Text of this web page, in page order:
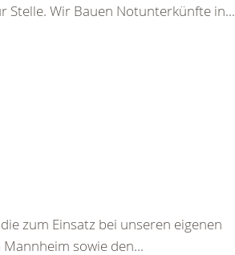
Stelle. Wir Bauen Notunterkünfte in...
zum Einsatz bei unseren eigenen
sowie den...